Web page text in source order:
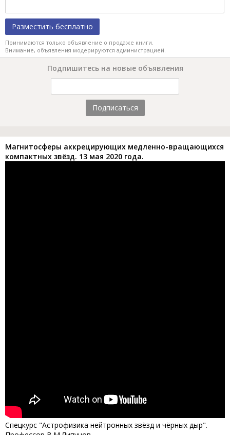
Разместить бесплатно
Принимаются только объявление о продаже книги.
Внимание, объявления модерируются администрацией.
Подпишитесь на новые объявления
Подписаться
Магнитосферы аккрецирующих медленно-вращающихся
компактных звёзд. 13 мая 2020 года.
Спецкурс "Астрофизика нейтронных звёзд и чёрных дыр".